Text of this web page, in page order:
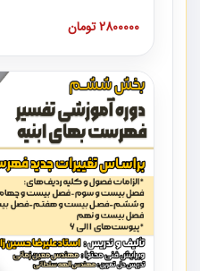
است که در دانشگاه صنعتی
نکات کلیدی مربوط به اسناد و
پیمان به همراه تجربیات
2800000 تومان